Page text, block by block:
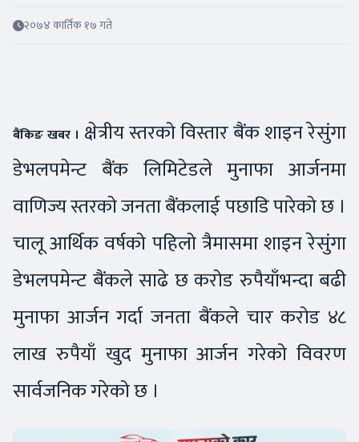
२०७४ कार्तिक १७ गते
बैंकिङ खबर । क्षेत्रीय स्तरको विस्तार बैंक शाइन रेसुंगा
डेभलपमेन्ट बैंक लिमिटेडले मुनाफा आर्जनमा
वाणिज्य स्तरको जनता बैंकलाई पछाडि पारेको छ ।
चालू आर्थिक वर्षको पहिलो त्रैमासमा शाइन रेसुंगा
डेभलपमेन्ट बैंकले साढे छ करोड रुपैयाँभन्दा बढी
मुनाफा आर्जन गर्दा जनता बैंकले चार करोड ४८
लाख रुपैयाँ खुद मुनाफा आर्जन गरेको विवरण
सार्वजनिक गरेको छ ।